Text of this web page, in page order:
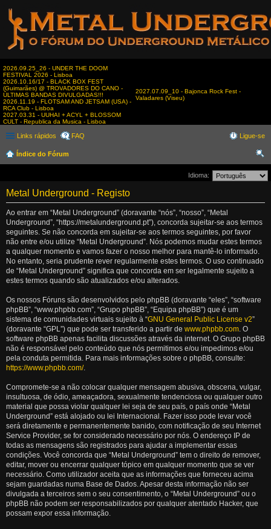
2026.09.25_26 - UNDER THE DOOM
FESTIVAL 2026 - Lisboa
2026.10.16/17 - BLACK BOX FEST
(Guimarães) @ TROVADORES DO CANO -
ÚLTIMAS BANDAS DIVULGADAS!!!
2026.11.19 - FLOTSAM AND JETSAM (USA) -
RCA Club - Lisboa
2027.03.31 - UUHAI + ACYL + BLOSSOM
CULT - Republica da Musica - Lisboa
2027.07.09_10 - Bajonca Rock Fest -
Valadares (Viseu)
Links rápidos FAQ Ligue-se
Índice do Fórum
qui
Idioma:
Metal Underground - Registo
Ao entrar em “Metal Underground” (doravante “nós”, “nosso”, “Metal
Underground”, “https://metalunderground.pt”), concorda sujeitar-se aos termos
seguintes. Se não concorda em sujeitar-se aos termos seguintes, por favor
não entre e/ou utilize “Metal Underground”. Nós podemos mudar estes termos
a qualquer momento e vamos fazer o nosso melhor para mantê-lo informado.
No entanto, seria prudente rever regularmente estes termos. O uso continuado
de “Metal Underground” significa que concorda em ser legalmente sujeito a
estes termos quando são atualizados e/ou alterados.
Os nossos Fóruns são desenvolvidos pelo phpBB (doravante “eles”, “software
phpBB”, “www.phpbb.com”, “Grupo phpBB”, “Equipa phpBB”) que é um
sistema de comunidades virtuais sujeito à “GNU General Public License v2”
(doravante “GPL”) que pode ser transferido a partir de www.phpbb.com. O
software phpBB apenas facilita discussões através da internet. O Grupo phpBB
não é responsável pelo conteúdo que nós permitimos e/ou impedimos e/ou
pela conduta permitida. Para mais informações sobre o phpBB, consulte:
https://www.phpbb.com/.
Compromete-se a não colocar qualquer mensagem abusiva, obscena, vulgar,
insultuosa, de ódio, ameaçadora, sexualmente tendenciosa ou qualquer outro
material que possa violar qualquer lei seja de seu país, o país onde “Metal
Underground” está alojado ou lei Internacional. Fazer isso pode levar você
será diretamente e permanentemente banido, com notificação de seu Internet
Service Provider, se for considerado necessário por nós. O endereço IP de
todas as mensagens são registrados para ajudar a implementar essas
condições. Você concorda que “Metal Underground” tem o direito de remover,
editar, mover ou encerrar qualquer tópico em qualquer momento que se ver
necessário. Como utilizador aceita que as informações que forneceu acima
sejam guardadas numa Base de Dados. Apesar desta informação não ser
divulgada a terceiros sem o seu consentimento, o “Metal Underground” ou o
phpBB não podem ser responsabilizados por qualquer atentado Hacker, que
possam expor essa informação.